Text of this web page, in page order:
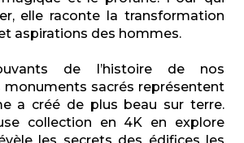
elle raconte la transformation
aspirations des hommes.
de l’histoire de nos
monuments sacrés représentent
a créé de plus beau sur terre.
collection en 4K en explore